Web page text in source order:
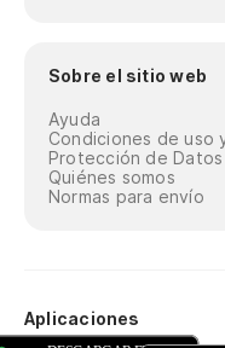
Sobre el sitio web
Ayuda
Condiciones de uso
Protección de Datos
Quiénes somos
Normas para envío
Aplicaciones